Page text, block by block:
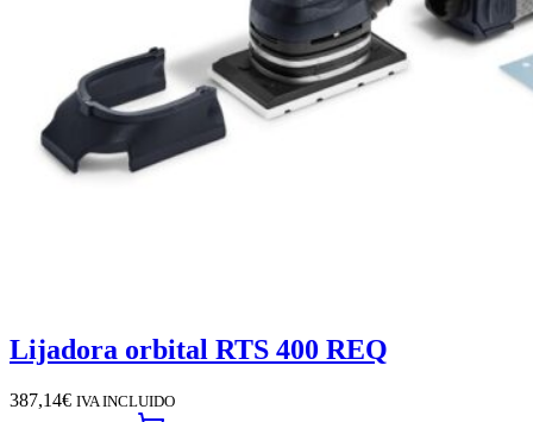
Lijadora orbital RTS 400 REQ
387,14€ IVA INCLUIDO